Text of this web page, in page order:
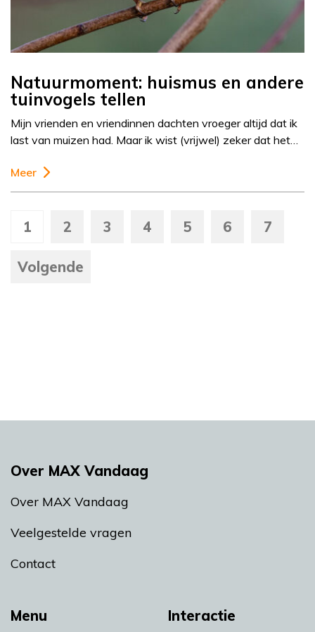
Natuurmoment: huismus en andere
tuinvogels tellen
Mijn vrienden en vriendinnen dachten vroeger altijd dat ik
last van muizen had. Maar ik wist (vrijwel) zeker dat het…
Meer
1 2 3 4 5 6 7
Volgende
Menu Interactie
Over MAX Vandaag
Over MAX Vandaag
Veelgestelde vragen
Contact